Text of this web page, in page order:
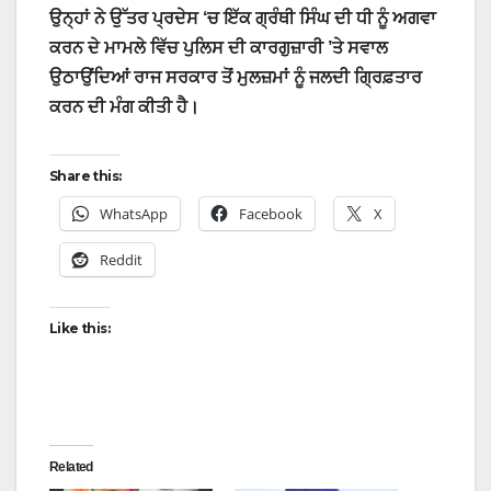
ਉਨ੍ਹਾਂ ਨੇ ਉੱਤਰ ਪ੍ਰਦੇਸ ‘ਚ ਇੱਕ ਗ੍ਰੰਥੀ ਸਿੰਘ ਦੀ ਧੀ ਨੂੰ ਅਗਵਾ
ਕਰਨ ਦੇ ਮਾਮਲੇ ਵਿੱਚ ਪੁਲਿਸ ਦੀ ਕਾਰਗੁਜ਼ਾਰੀ ’ਤੇ ਸਵਾਲ
ਉਠਾਉਂਦਿਆਂ ਰਾਜ ਸਰਕਾਰ ਤੋਂ ਮੁਲਜ਼ਮਾਂ ਨੂੰ ਜਲਦੀ ਗ੍ਰਿਫ਼ਤਾਰ
ਕਰਨ ਦੀ ਮੰਗ ਕੀਤੀ ਹੈ।
Share this:
WhatsApp Facebook X
Reddit
Like this:
Related